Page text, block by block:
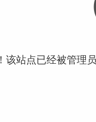
该站点已经被管理